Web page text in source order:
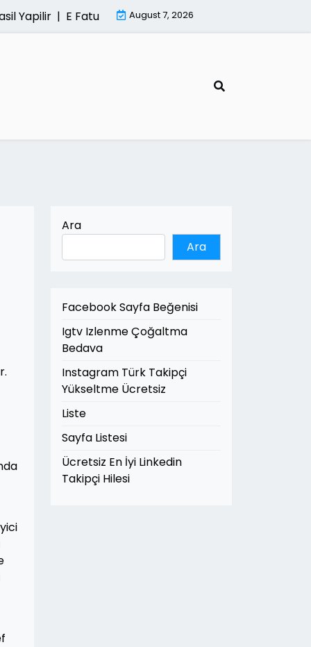
|E Fatura Sisteminde Kesintisiz Hizmetin Onemi |
August 7, 2026
Ara
Ara
Facebook Sayfa Beğenisi
Igtv Izlenme Çoğaltma
Bedava
Instagram Türk Takipçi
Yükseltme Ücretsiz
Liste
Sayfa Listesi
Ücretsiz En İyi Linkedin
Takipçi Hilesi